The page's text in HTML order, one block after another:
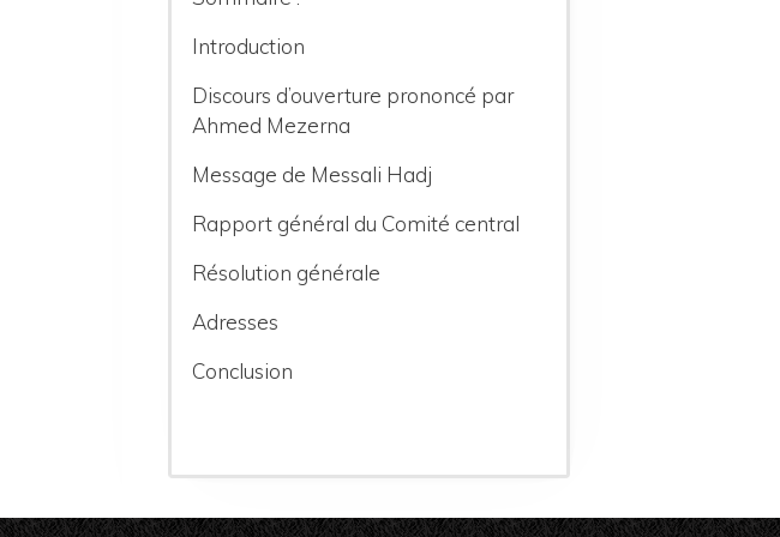
Introduction
Discours d’ouverture prononcé par
Ahmed Mezerna
Message de Messali Hadj
Rapport général du Comité central
Résolution générale
Adresses
Conclusion